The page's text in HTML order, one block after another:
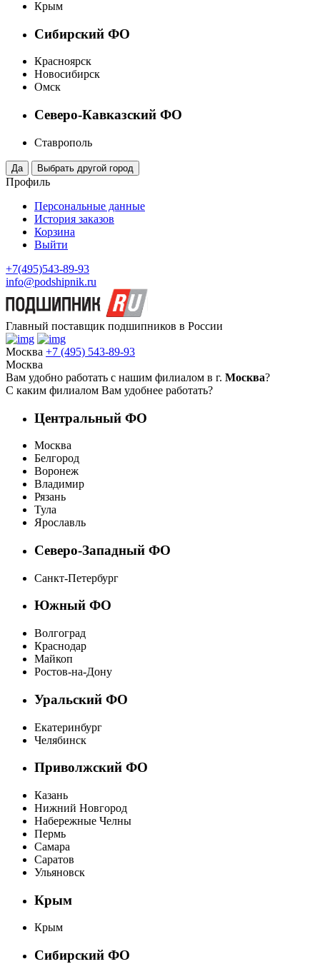
Крым
Сибирский ФО
Красноярск
Новосибирск
Омск
Северо-Кавказский ФО
Ставрополь
Профиль
Персональные данные
История заказов
Корзина
Выйти
+7(495)543-89-93
info@podshipnik.ru
Главный поставщик подшипников в России
Москва +7 (495) 543-89-93
Москва
Вам удобно работать с нашим филиалом в г. Москва?
С каким филиалом Вам удобнее работать?
Центральный ФО
Москва
Белгород
Воронеж
Владимир
Рязань
Тула
Ярославль
Северо-Западный ФО
Санкт-Петербург
Южный ФО
Волгоград
Краснодар
Майкоп
Ростов-на-Дону
Уральский ФО
Екатеринбург
Челябинск
Приволжский ФО
Казань
Нижний Новгород
Набережные Челны
Пермь
Самара
Саратов
Ульяновск
Крым
Крым
Сибирский ФО